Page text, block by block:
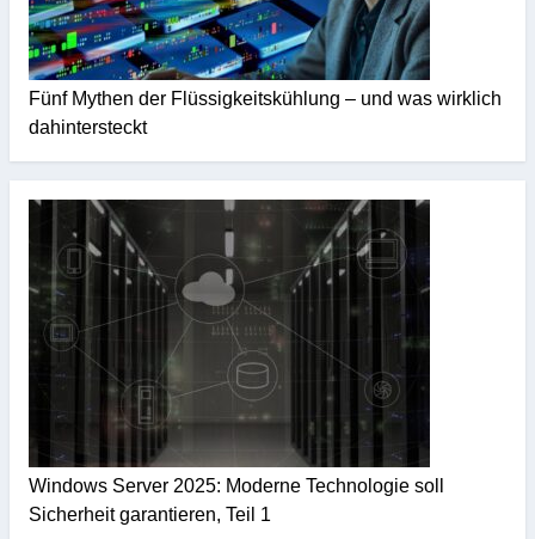
Fünf Mythen der Flüssigkeitskühlung – und was wirklich
dahintersteckt
Windows Server 2025: Moderne Technologie soll
Sicherheit garantieren, Teil 1